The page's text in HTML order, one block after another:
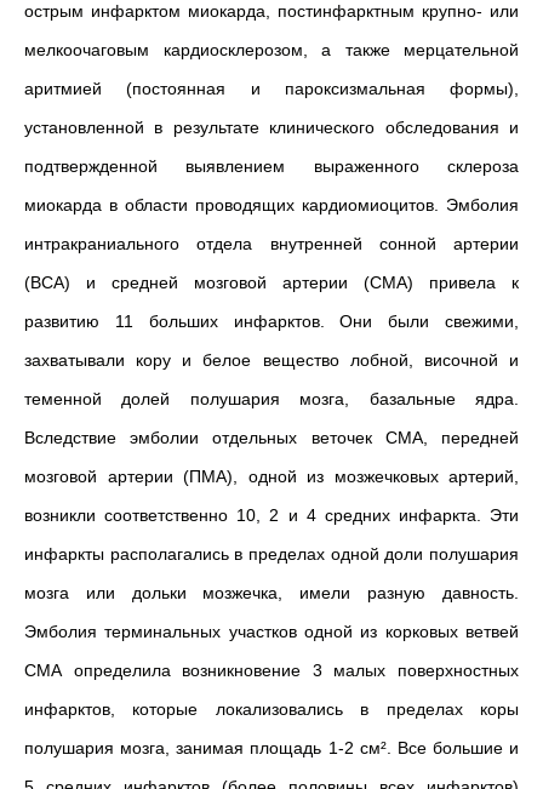
острым инфарктом миокарда, постинфарктным крупно- или
мелкоочаговым кардиосклерозом, а также мерцательной
аритмией (постоянная и пароксизмальная формы),
установленной в результате клинического обследования и
подтвержденной выявлением выраженного склероза
миокарда в области проводящих кардиомиоцитов. Эмболия
интракраниального отдела внутренней сонной артерии
(ВСА) и средней мозговой артерии (СМА) привела к
развитию 11 больших инфарктов. Они были свежими,
захватывали кору и белое вещество лобной, височной и
теменной долей полушария мозга, базальные ядра.
Вследствие эмболии отдельных веточек СМА, передней
мозговой артерии (ПМА), одной из мозжечковых артерий,
возникли соответственно 10, 2 и 4 средних инфаркта. Эти
инфаркты располагались в пределах одной доли полушария
мозга или дольки мозжечка, имели разную давность.
Эмболия терминальных участков одной из корковых ветвей
СМА определила возникновение 3 малых поверхностных
инфарктов, которые локализовались в пределах коры
полушария мозга, занимая площадь 1-2 см². Все большие и